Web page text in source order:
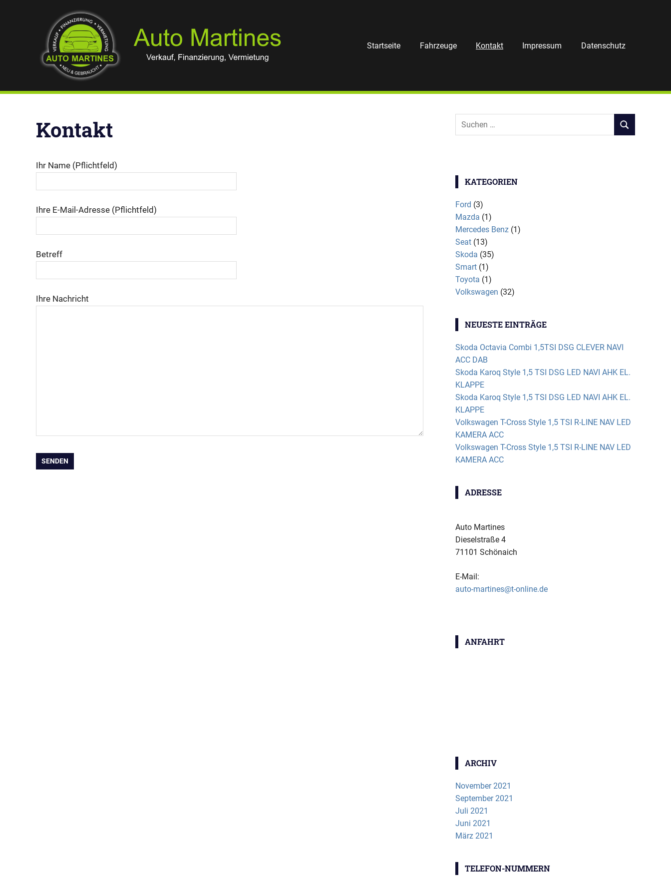
Startseite Fahrzeuge Kontakt Impressum Datenschutz
Kontakt
Ihr Name (Pflichtfeld)
Ihre E-Mail-Adresse (Pflichtfeld)
Betreff
Ihre Nachricht
Suchen
SUCHEN
KATEGORIEN
Ford (3)
Mazda (1)
Mercedes Benz (1)
Seat (13)
Skoda (35)
Smart (1)
Toyota (1)
Volkswagen (32)
NEUESTE EINTRÄGE
Skoda Octavia Combi 1,5TSI DSG CLEVER NAVI
ACC DAB
Skoda Karoq Style 1,5 TSI DSG LED NAVI AHK EL.
KLAPPE
Skoda Karoq Style 1,5 TSI DSG LED NAVI AHK EL.
KLAPPE
Volkswagen T-Cross Style 1,5 TSI R-LINE NAV LED
KAMERA ACC
Volkswagen T-Cross Style 1,5 TSI R-LINE NAV LED
KAMERA ACC
ADRESSE
Auto Martines
Dieselstraße 4
71101 Schönaich
E-Mail:
auto-martines@t-online.de
ANFAHRT
ARCHIV
November 2021
September 2021
Juli 2021
Juni 2021
März 2021
TELEFON-NUMMERN